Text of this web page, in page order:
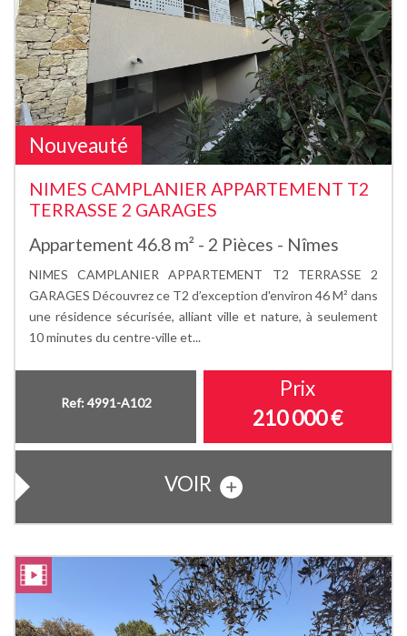
Nouveauté
NIMES CAMPLANIER APPARTEMENT T2
TERRASSE 2 GARAGES
Appartement 46.8 m² - 2 Pièces - Nîmes
NIMES CAMPLANIER APPARTEMENT T2 TERRASSE 2
GARAGES Découvrez ce T2 d’exception d'environ 46 M² dans
une résidence sécurisée, alliant ville et nature, à seulement
10 minutes du centre-ville et...
Ref: 4991-A102
Prix
210 000€
VOIR